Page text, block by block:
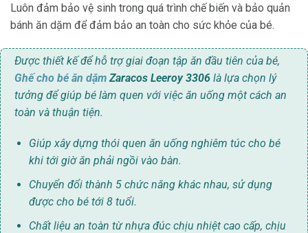
Luôn đảm bảo vệ sinh trong quá trình chế biến và bảo quản
bánh ăn dặm để đảm bảo an toàn cho sức khỏe của bé.
Được thiết kế để hỗ trợ giai đoạn tập ăn đầu tiên của bé,
Ghế cho bé ăn dặm Zaracos Leeroy 3306 là lựa chọn lý
tưởng để giúp bé làm quen với việc ăn uống một cách an
toàn và thuận tiện.
Giúp xây dựng thói quen ăn uống nghiêm túc cho bé
khi tới giờ ăn phải ngồi vào bàn.
Chuyển đổi thành 5 chức năng khác nhau, sử dụng
được cho bé tới 8 tuổi.
Chất liệu an toàn từ nhựa đúc chịu nhiệt cao cấp, chịu